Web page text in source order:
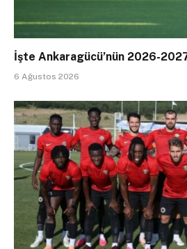
İşte Ankaragücü’nün 2026-
6 Ağustos 2026